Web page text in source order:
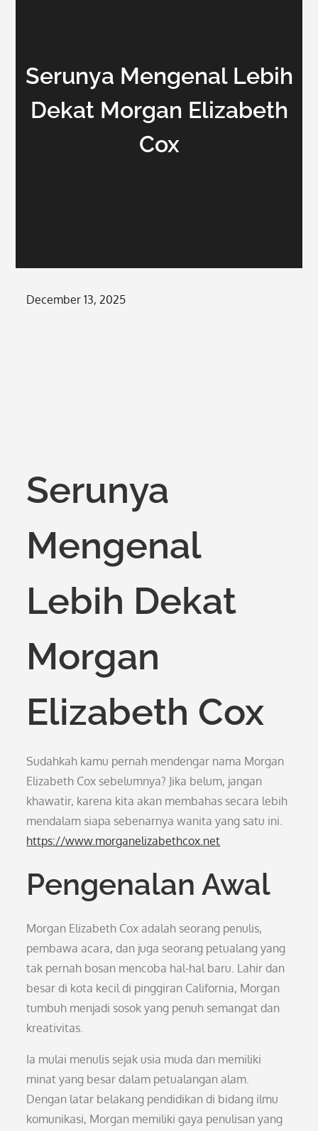
Serunya Mengenal Lebih
Dekat Morgan Elizabeth
Cox
Posted
December 13, 2025
Serunya
Mengenal
Lebih Dekat
Morgan
Elizabeth Cox
Sudahkah kamu pernah mendengar nama Morgan
Elizabeth Cox sebelumnya? Jika belum, jangan
khawatir, karena kita akan membahas secara lebih
mendalam siapa sebenarnya wanita yang satu ini.
https://www.morganelizabethcox.net
Pengenalan Awal
Morgan Elizabeth Cox adalah seorang penulis,
pembawa acara, dan juga seorang petualang yang
tak pernah bosan mencoba hal-hal baru. Lahir dan
besar di kota kecil di pinggiran California, Morgan
tumbuh menjadi sosok yang penuh semangat dan
kreativitas.
Ia mulai menulis sejak usia muda dan memiliki
minat yang besar dalam petualangan alam.
Dengan latar belakang pendidikan di bidang ilmu
komunikasi, Morgan memiliki gaya penulisan yang